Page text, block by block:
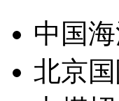
中国
北京